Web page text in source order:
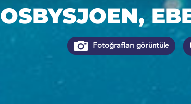
OSBYSJOEN,
Fotoğrafları görüntüle